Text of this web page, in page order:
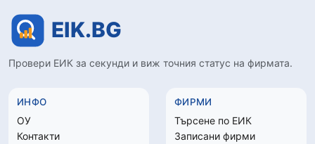
Провери ЕИК за секунди и виж точния статус на фирмата.
ИНФО
ОУ
Контакти
ФИРМИ
Търсене по ЕИК
Записани фирми